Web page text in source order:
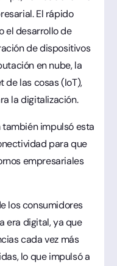
El rápido
el desarrollo de
de dispositivos
en nube, la
de las cosas (IoT),
la digitalización.
también impulsó esta
para que
empresariales
los consumidores
era digital, ya que
cada vez más
lo que impulsó a